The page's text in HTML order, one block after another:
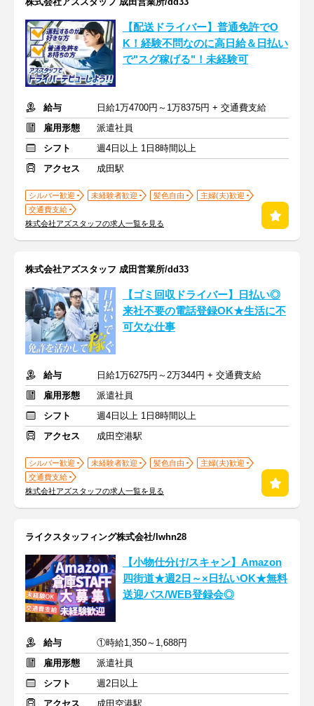
【配送ドライバー】普通免許でO
K！経験不問なのに高日給＆日払い
で"スグ稼げる"！未経験可
給与
日給1万4700円～1万8375円 + 交通費支給
雇用形態
派遣社員
シフト
週4日以上 1日8時間以上
アクセス
成田駅
シルバー歓迎 未経験者歓迎 髪色自由
主婦(夫)歓迎
交通費支給
株式会社アズスタッフの求人一覧を見る
株式会社アズスタッフ 成田営業所/dd33
【ゴミ回収ドライバー】日払い◎
来社不要の電話登録OK★生活に不
可欠な仕事
給与
日給1万6275円～2万344円 + 交通費支給
雇用形態
派遣社員
シフト
週4日以上 1日8時間以上
アクセス
成田空港駅
シルバー歓迎 未経験者歓迎 髪色自由
主婦(夫)歓迎
交通費支給
株式会社アズスタッフの求人一覧を見る
ライクスタッフィング株式会社/lwhn28
【小物仕分け/スキャン】Amazon
四街道★週2日～×日払いOK★無料
送迎バス/WEB登録会◎
給与
①時給1,350～1,688円
雇用形態
派遣社員
シフト
週2日以上
アクセス
成田空港駅